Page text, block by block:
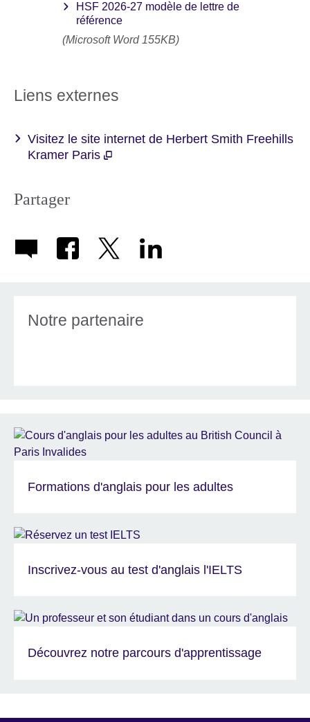
HSF 2026-27 modèle de lettre de
référence
(Microsoft Word 155KB)
Liens externes
Visitez le site internet de Herbert Smith Freehills
Kramer Paris
Partager
Notre partenaire
Formations d'anglais pour les adultes
Inscrivez-vous au test d'anglais l'IELTS
Découvrez notre parcours d'apprentissage